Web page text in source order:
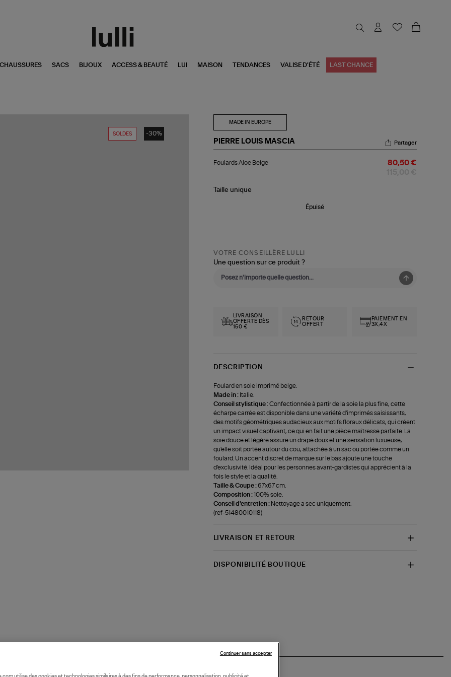
CHAUSSURES SACS BIJOUX ACCESS & BEAUTÉ LUI MAISON TENDANCES VALISE D'ÉTÉ LAST CHANCE
SOLDES -30%
MADE IN EUROPE
PIERRE LOUIS MASCIA
Aloe
Partager
Foulards Aloe Beige 80,50 €
Taille unique
Épuisé
VOTRE CONSEILLÈRE LULLI
Une question sur ce produit ?
LIVRAISON
OFFERTE DÈS
150 €
RETOUR
OFFERT
PAIEMENT EN
3X,4X
DESCRIPTION
Foulard en soie imprimé beige.
Made in : Italie.
Conseil stylistique :Confectionnée à partir de la soie la plus fine, cette
écharpe carrée est disponible dans une variété d'imprimés saisissants,
des motifs géométriques audacieux aux motifs floraux délicats, qui créent
un impact visuel captivant, ce qui en fait une pièce maîtresse parfaite. La
soie douce et légère assure un drapé doux et une sensation luxueuse,
qu'elle soit portée autour du cou, attachée à un sac ou portée comme un
foulard. Un accent discret de marque sur le bas ajoute une touche
d'exclusivité. Idéal pour les personnes avant-gardistes qui apprécient à la
fois le style et la qualité.
Taille & Coupe :67x67 cm.
Composition :100% soie.
Conseil d'entretien : Nettoyage a sec uniquement.
(ref-51480010118)
LIVRAISON ET RETOUR
DISPONIBILITÉ BOUTIQUE
utilise des cookies et technologies similaires à des fins de performance, personnalisation, publicité et
Continuer sans accepter